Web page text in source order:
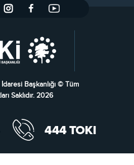
Başkanlığı © Tüm
Saklıdır. 2026